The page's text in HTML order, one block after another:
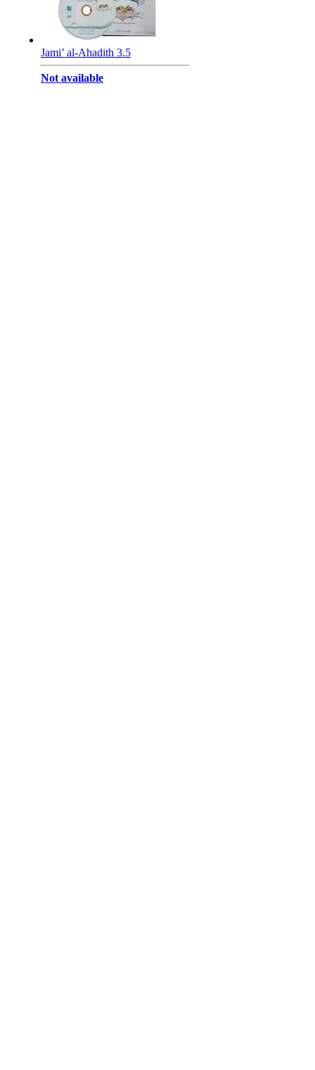
Jami’ al-Ahadith 3.5
Not available